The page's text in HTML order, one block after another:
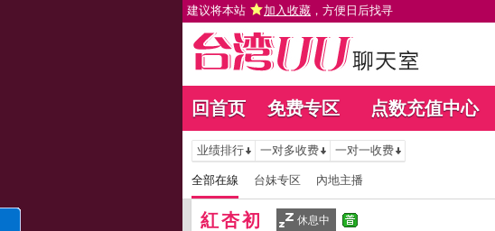
建议将本站 加入收藏 ，方便日后找寻
回首页 免费专区 点数充值中心
业绩排行 一对多收费 一对一收费
全部在線 台妹专区 內地主播
紅杏初 休息中